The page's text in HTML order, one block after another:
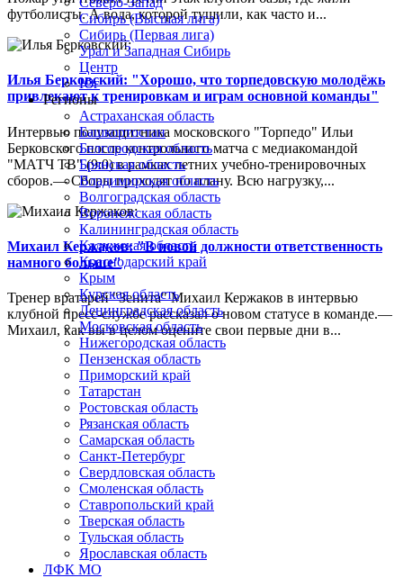
футболисты. А вода, которой тушили, как часто и...
Илья Берковский: "Хорошо, что торпедовскую молодёжь
привлекают к тренировкам и играм основной команды"
Интервью полузащитника московского "Торпедо" Ильи
Берковского после контрольного матча с медиакомандой
"МАТЧ ТВ" (9:0) в рамках летних учебно-тренировочных
сборов.— Сборы проходят по плану. Всю нагрузку,...
Михаил Кержаков: "В новой должности ответственность
намного больше"
Тренер вратарей "Зенита" Михаил Кержаков в интервью
клубной пресс-службе рассказал о новом статусе в команде.—
Михаил, как вы в целом оцените свои первые дни в...
Сибирь (Высшая лига)
Сибирь (Первая лига)
Урал и Западная Сибирь
Центр
Юг
Регионы
Астраханская область
Башкортостан
Белгородская область
Брянская область
Владимирская область
Волгоградская область
Воронежская область
Калининградская область
Калужская область
Краснодарский край
Крым
Курская область
Ленинградская область
Московская область
Нижегородская область
Пензенская область
Приморский край
Татарстан
Ростовская область
Рязанская область
Самарская область
Санкт-Петербург
Свердловская область
Смоленская область
Ставропольский край
Тверская область
Тульская область
Ярославская область
ЛФК МО